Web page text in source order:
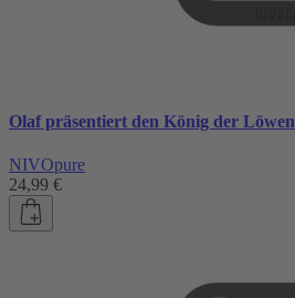
Olaf präsentiert den König der Löwen
NIVOpure
24,99 €